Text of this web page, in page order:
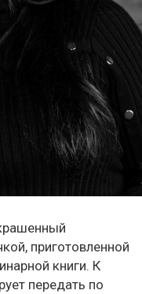
приготовленной
книги. К
передать по